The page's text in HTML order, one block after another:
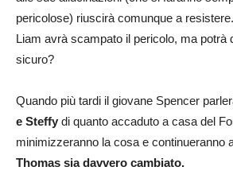
pericolose) riuscirà comunque a
Liam avrà scampato il pericolo, ma potrà
sicuro?
Quando più tardi il giovane Spencer
e Steffy di quanto accaduto a casa del
minimizzeranno la cosa e continueranno
Thomas sia davvero cambiato.